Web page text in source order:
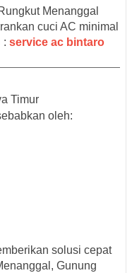
Menanggal
cuci AC minimal
: service ac bintaro
Timur
oleh:
solusi cepat
Gunung